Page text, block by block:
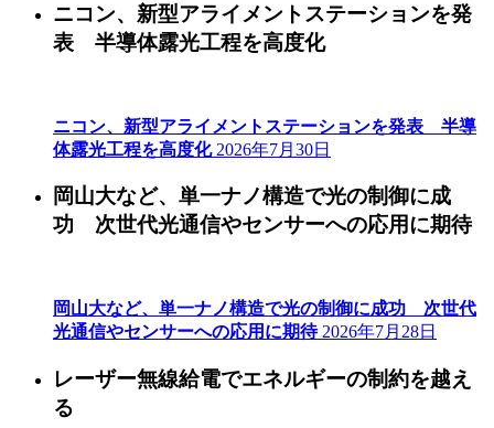
ニコン、新型アライメントステーションを発
表 半導体露光工程を高度化
ニコン、新型アライメントステーションを発表 半導
体露光工程を高度化 2026年7月30日
岡山大など、単一ナノ構造で光の制御に成
功 次世代光通信やセンサーへの応用に期待
岡山大など、単一ナノ構造で光の制御に成功 次世代
光通信やセンサーへの応用に期待 2026年7月28日
レーザー無線給電でエネルギーの制約を越え
る